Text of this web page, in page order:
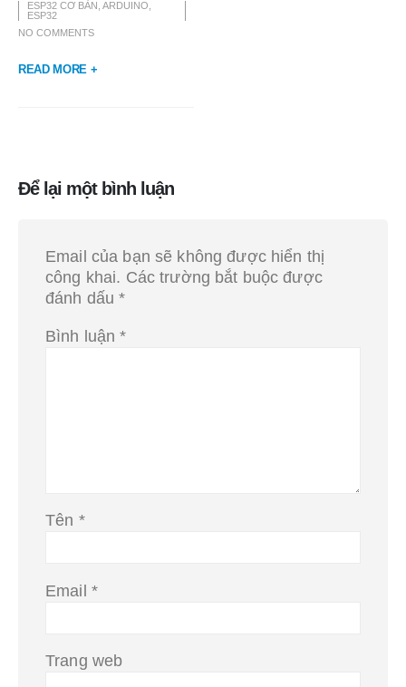
ESP32 CƠ BẢN ARDUINO
ESP32
NO COMMENTS
READ MORE +
Để lại một bình luận
Email của bạn sẽ không được hiển thị
công khai. Các trường bắt buộc được
đánh dấu*
Bình luận*
Tên *
Email *
Trang web